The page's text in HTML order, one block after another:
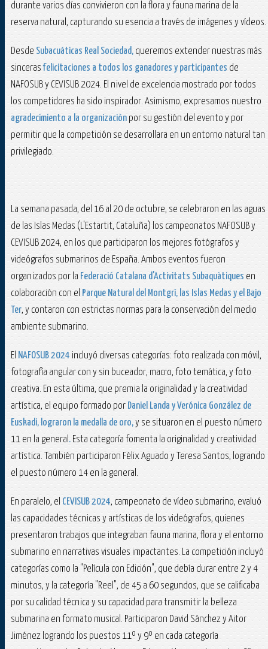
durante varios días convivieron con la flora y fauna marina de la
reserva natural, capturando su esencia a través de imágenes y vídeos​.
Desde Subacuáticas Real Sociedad, queremos extender nuestras más
sincerasfelicitaciones a todos los ganadores y participantes de
NAFOSUB y CEVISUB 2024. El nivel de excelencia mostrado por todos
los competidores ha sido inspirador. Asimismo, expresamos nuestro
agradecimiento a la organización por su gestión del evento y por
permitir que la competición se desarrollara en un entorno natural tan
privilegiado.
La semana pasada, del 16 al 20 de octubre, se celebraron en las aguas
de las Islas Medas (L'Estartit, Cataluña) los campeonatos NAFOSUB y
CEVISUB 2024, en los que participaron los mejores fotógrafos y
videógrafos submarinos de España. Ambos eventos fueron
organizados por la Federació Catalana d'Activitats Subaquàtiques en
colaboración con el Parque Natural del Montgrí, las Islas Medas y el Bajo
Ter, y contaron con estrictas normas para la conservación del medio
ambiente submarino.
El NAFOSUB 2024 incluyó diversas categorías: foto realizada con móvil,
fotografía angular con y sin buceador, macro, foto temática, y foto
creativa. En esta última, que premia la originalidad y la creatividad
artística, el equipo formado por Daniel Landa y Verónica González de
Euskadi, lograron la medalla de oro,y se situaron en el puesto número
11 en la general . Esta categoría fomenta la originalidad y creatividad
artística. También participaron Félix Aguado y Teresa Santos, logrando
el puesto número 14 en la general.
En paralelo, el CEVISUB 2024, campeonato de vídeo submarino, evaluó
las capacidades técnicas y artísticas de los videógrafos, quienes
presentaron trabajos que integraban fauna marina, flora y el entorno
submarino en narrativas visuales impactantes. La competición incluyó
categorías como la "Película con Edición", que debía durar entre 2 y 4
minutos, y la categoría "Reel", de 45 a 60 segundos, que se calificaba
por su calidad técnica y su capacidad para transmitir la belleza
submarina en formato musical. Participaron David Sánchez y Aitor
Jiménez logrando los puestos 11º y 9º en cada categoría